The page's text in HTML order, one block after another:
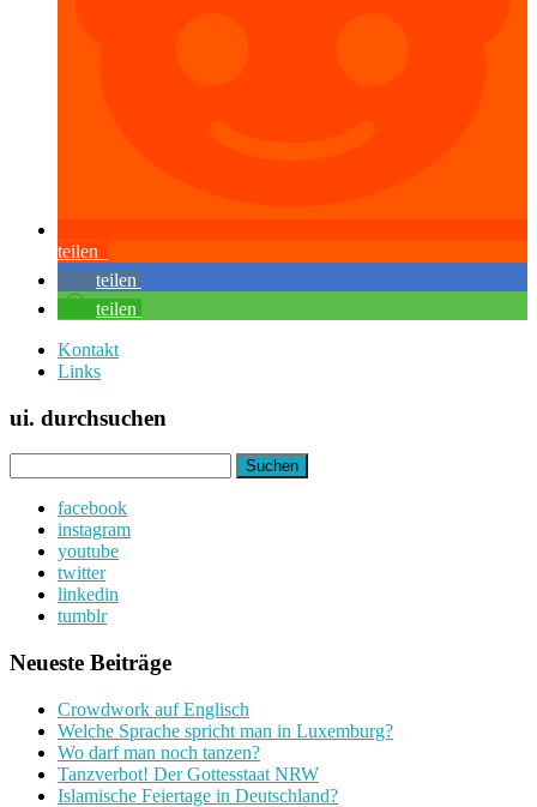
teilen
teilen
teilen
Kontakt
Links
ui. durchsuchen
nach:
facebook
instagram
youtube
twitter
linkedin
tumblr
Neueste Beiträge
Crowdwork auf Englisch
Welche Sprache spricht man in Luxemburg?
Wo darf man noch tanzen?
Tanzverbot! Der Gottesstaat NRW
Islamische Feiertage in Deutschland?